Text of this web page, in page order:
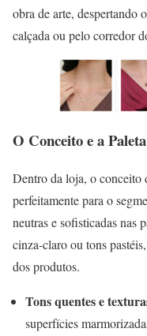
obra de arte, despertando
calçada ou pelo corredor
O Conceito e a
Dentro da loja, o conceito
perfeitamente para o
neutras e sofisticadas nas
cinza-claro ou tons
dos produtos.
Tons quentes e
superfícies